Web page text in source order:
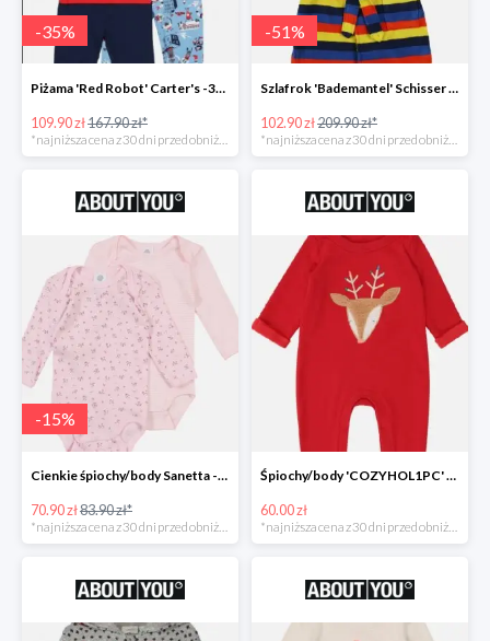
-35%
Piżama 'Red Robot' Carter's -35%
109.90 zł167.90 zł*
-51%
Szlafrok 'Bademantel' Schisser -51%
102.90 zł209.90 zł*
-15%
Cienkie śpiochy/body Sanetta -15%
70.90 zł83.90 zł*
Śpiochy/body 'COZYHOL1PC' GAP -60%
60.00 zł